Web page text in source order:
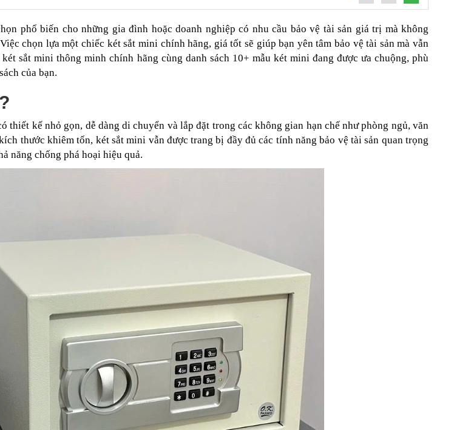
phổ biến cho những gia đình hoặc doanh nghiệp có nhu cầu bảo vệ tài sản giá trị mà không
chọn lựa một chiếc két sắt mini chính hãng, giá tốt sẽ giúp bạn yên tâm bảo vệ tài sản mà vẫn
sắt mini thông minh chính hãng cùng danh sách 10+ mẫu két mini đang được ưa chuộng, phù
của bạn.
thiết kế nhỏ gọn, dễ dàng di chuyển và lắp đặt trong các không gian hạn chế như phòng ngủ, văn
thước khiêm tốn, két sắt mini vẫn được trang bị đầy đủ các tính năng bảo vệ tài sản quan trọng
năng chống phá hoại hiệu quả.